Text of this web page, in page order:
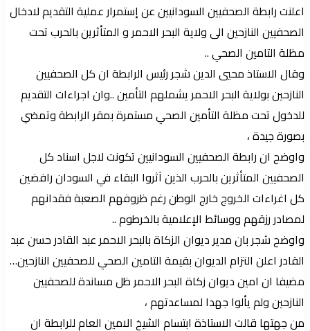
اعلنت رابطة الصحفيين السودانيين عن إستمرار عملية التقديم لادخال
الصحفيين النازحين الى ولاية البحر الاحمر و المتأثرين بالحرب تحت
مظلة التامين الصحي ..
وقال الاستاذ محيي الدين شجر رئيس الرابطة ان كل الصحفيين
النازحين بولاية البحر الاحمر يشملهم التأمين ..وان اجراءات التقديم
للدخول تحت مظلة التأمين الصحي مستمرة بمقر الرابطة وتمضي
بصورة جيدة ،
واوضح ان رابطة الصحفيين السودانيين تكونت لاجل اسناد كل
الصحفيين المتأثرين بالحرب الذين آثروا البقاء في السودان رافضين
كل اغراءات الخروج خارج الوطن رغم ظروفهم الصعبة فقدانهم
لمصادر رزقهم ووسائط الإعلامية بالخرطوم ..
واوضح شجر بان مدير ديوان الزكاة بالبحر الاحمر عبد القادر حسن عبد
القادر اعلن التزام الديوان بقيمة التامين الصحي للصحفيين النازحين…
مضيفا ان امين ديوان زكاة البحر الاحمر ظل مساندة للصحفيين
النازحين ولم يألوا جهدا لمساعدتهم ،
من جهتها قالت الاستاذة ابتسام الشيخ الامين العام للرابطة ان